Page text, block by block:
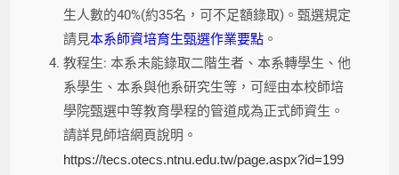
生人數的40%(約35名，可不足額錄取)。甄選規定
請見本系師資培育生甄選作業要點 。
教程生: 本系未能錄取二階生者、本系轉學生、他
系學生、本系與他系研究生等，可經由本校師培
學院甄選中等教育學程的管道成為正式師資生。
請詳見師培網頁說明。
https://tecs.otecs.ntnu.edu.tw/page.aspx?id=199